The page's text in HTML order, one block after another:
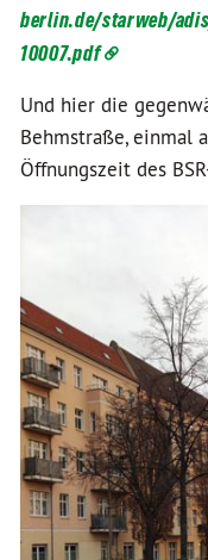
berlin.de/starweb/
10007.pdf
Und hier die
Behmstraße, einmal
Öffnungszeit des